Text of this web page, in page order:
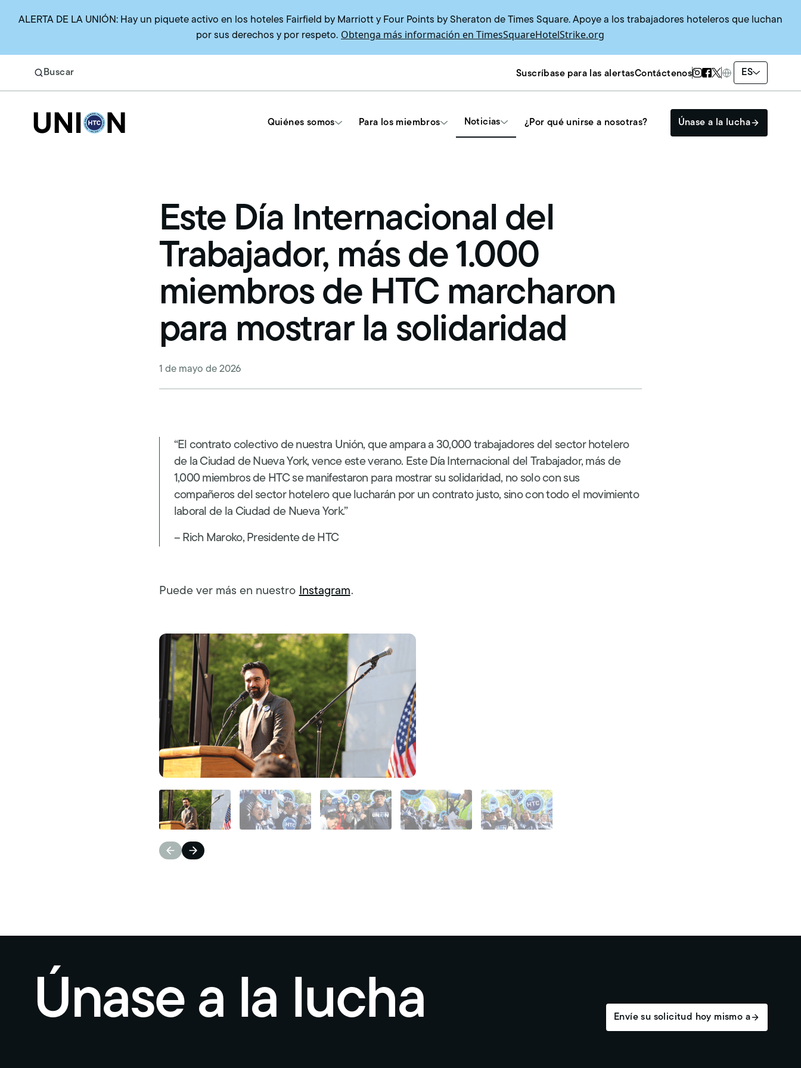
ALERTA DE LA UNIÓN: Hay un piquete activo en los hoteles Fairfield by Marriott y Four Points by Sheraton de Times Square. Apoye a los trabajadores hoteleros que luchan
por sus derechos y por respeto. Obtenga más información en TimesSquareHotelStrike.org
Buscar Suscríbase para las alertasContáctenosInstagram Page
Facebook Page
Twitter Page
ES
Return to homepage Quiénes somos Para los miembros
La Oficina de Cumplimiento de Contratación
Contratos de la Unión
Capacitación para delegados
Programar una entrevista
Las cuotas de los miembros
Tarjeta de identificación de la Unión
El SISTEMA HEAT
Eventos
Noticias ¿Por qué unirse a nosotras? Únase a la lucha
Este Día Internacional del
Trabajador, más de 1.000
miembros de HTC marcharon
para mostrar la solidaridad
1 de mayo de 2026
“El contrato colectivo de nuestra Unión, que ampara a 30,000 trabajadores del sector hotelero
de la Ciudad de Nueva York, vence este verano. Este Día Internacional del Trabajador, más de
1,000 miembros de HTC se manifestaron para mostrar su solidaridad, no solo con sus
compañeros del sector hotelero que lucharán por un contrato justo, sino con todo el movimiento
laboral de la Ciudad de Nueva York.”
– Rich Maroko, Presidente de HTC
Puede ver más en nuestro Instagram.
Únase a la lucha Envíe su solicitud hoy mismo a